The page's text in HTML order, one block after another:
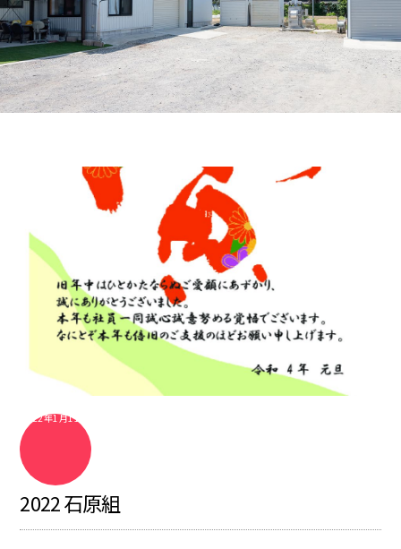
2022年1月11日
2022 石原組